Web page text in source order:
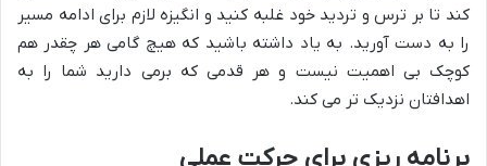
کند تا بر ترس و تردید خود غلبه کنید و انگیزه لازم برای ادامه مسیر
را به دست آورید. به یاد داشته باشید که هیچ گامی هر چقدر هم
کوچک بی اهمیت نیست و هر قدمی که برمی دارید شما را به
اهدافتان نزدیک تر می کند.
برنامه ریزی برای حرکت عملی